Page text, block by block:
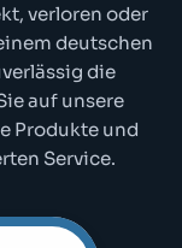
verloren oder
deutschen
die
auf unsere
Produkte und
Service.